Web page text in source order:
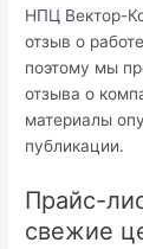
НПЦ Вектор-
отзыв о
поэтому мы
отзыва о
материалы
публикации.
Прайс-
свежие